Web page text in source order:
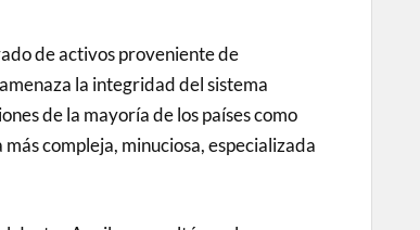
de activos proveniente de
la integridad del sistema
de la mayoría de los países como
compleja, minuciosa, especializada